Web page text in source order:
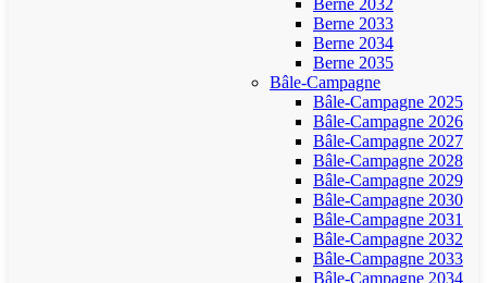
Berne 2032
Berne 2033
Berne 2034
Berne 2035
Bâle-Campagne
Bâle-Campagne 2025
Bâle-Campagne 2026
Bâle-Campagne 2027
Bâle-Campagne 2028
Bâle-Campagne 2029
Bâle-Campagne 2030
Bâle-Campagne 2031
Bâle-Campagne 2032
Bâle-Campagne 2033
Bâle-Campagne 2034